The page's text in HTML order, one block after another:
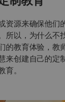
资源来确保他们
所以，为什么不
的教育体验，教
来创建自己的定
育。